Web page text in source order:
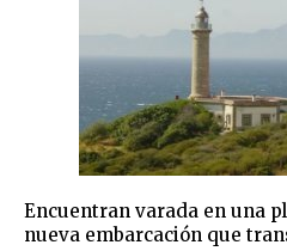
Encuentran varada en una
nueva embarcación que